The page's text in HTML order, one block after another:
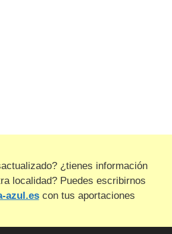
¿tienes información
localidad? Puedes escribirnos
azul.escon tus aportaciones